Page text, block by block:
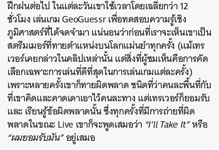
ฝึกฝนต่อไป ในแต่ละวันเขาใช้เวลาโดยเฉลี่ยกว่า 12
ชั่วโมง เล่นเกม GeoGuessr เพื่อทดสอบความรู้เชิง
ภูมิศาสตร์ที่ได้จดจำมา แน่นอนว่าก่อนที่เราจะเห็นเขาเป็น
สตรีมเมอร์ที่ทายตำแหน่งบนโลกแม่นยำทุกครั้ง (แม้เทร
เวอร์เคยกล่าวในคลิปเหล่านั้น แต่สิ่งที่ผู้ชมเห็นคือการคัด
เลือกเฉพาะการเล่นที่ดีที่สุดในการเล่นเกมแต่ละครั้ง)
เพราะหลายครั้งเขาก็ทายผิดพลาด ชนิดที่ว่าคนละพื้นที่กับ
ที่เขาคิดและคาดเดาเอาไว้คนละทาง แต่เทรเวอร์ก็ยอมรับ
และ เรียนรู้ข้อผิดพลาดนั้น ซึ่งทุกครั้งที่มีการถ่ายที่ผิด
พลาดในขณะ Live เขาก็จะพูดเสมอว่า “I’ll Take It”หรือ
“ผมยอมรับมัน”อยู่เสมอ